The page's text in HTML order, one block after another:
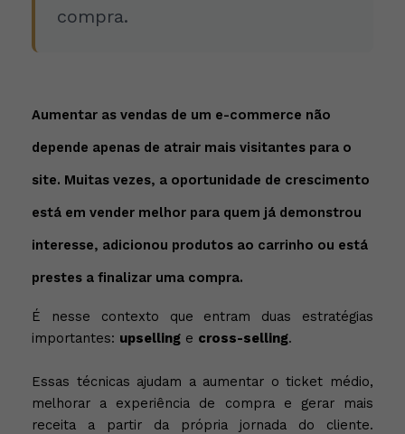
compra.
Aumentar as vendas de um e-commerce não
depende apenas de atrair mais visitantes para o
site. Muitas vezes, a oportunidade de crescimento
está em vender melhor para quem já demonstrou
interesse, adicionou produtos ao carrinho ou está
prestes a finalizar uma compra.
É nesse contexto que entram duas estratégias
importantes: upselling e cross-selling.
Essas técnicas ajudam a aumentar o ticket médio,
melhorar a experiência de compra e gerar mais
receita a partir da própria jornada do cliente.